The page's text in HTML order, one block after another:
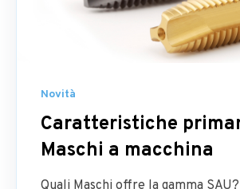
Novità
Caratteristiche
Maschi a macchina